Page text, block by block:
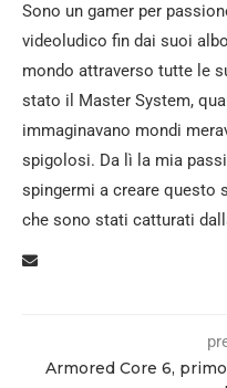
Sono un gamer per
videoludico fin dai suoi
mondo attraverso tutte le
stato il Master System,
immaginavano mondi
spigolosi. Da lì la mia
spingermi a creare questo
che sono stati catturati
Armored Core 6,